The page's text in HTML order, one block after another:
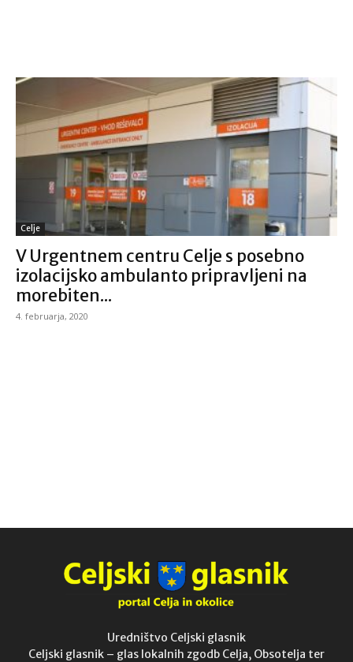
Celje
V Urgentnem centru Celje s posebno
izolacijsko ambulanto pripravljeni na
morebiten...
4. februarja, 2020
Uredništvo Celjski glasnik
Celjski glasnik – glas lokalnih zgodb Celja, Obsotelja ter